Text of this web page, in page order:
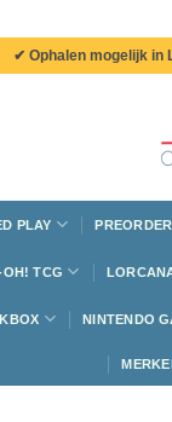
✔ Ophalen mogelijk in
PLAY PREORDER
OH! TCG
NINTENDO